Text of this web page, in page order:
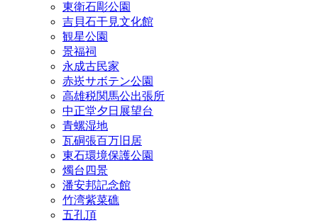
東衛石彫公園
吉貝石干見文化館
観星公園
景福祠
永成古民家
赤崁サボテン公園
高雄税関馬公出張所
中正堂夕日展望台
青螺湿地
瓦硐張百万旧居
東石環境保護公園
燭台四景
潘安邦記念館
竹湾紫菜礁
五孔頂